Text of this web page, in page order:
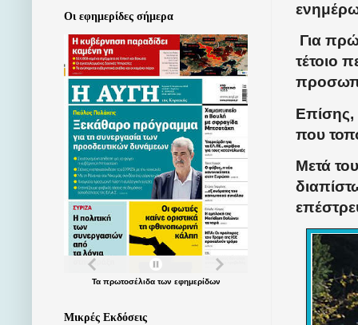
Για
τέτοιο
Επίσης,
που
Μετά
Οι εφημερίδες σήμερα
Τα πρωτοσέλιδατων εφημερίδων
Μικρές Εκδόσεις